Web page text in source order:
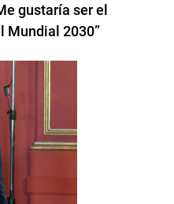
gustaría ser el
Mundial 2030”